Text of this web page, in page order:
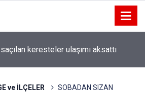
keresteler ulaşımı aksattı
ve İLÇELER
SOBADAN SIZAN